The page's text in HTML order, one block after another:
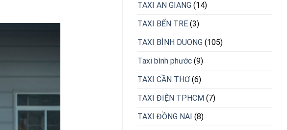
TAXI AN GIANG (14)
TAXI BẾN TRE (3)
TAXI BÌNH DUONG (105)
Taxi bình phước (9)
TAXI CẦN THƠ(6)
TAXI ĐIỆN TPHCM (7)
TAXI ĐỒNG NAI (8)